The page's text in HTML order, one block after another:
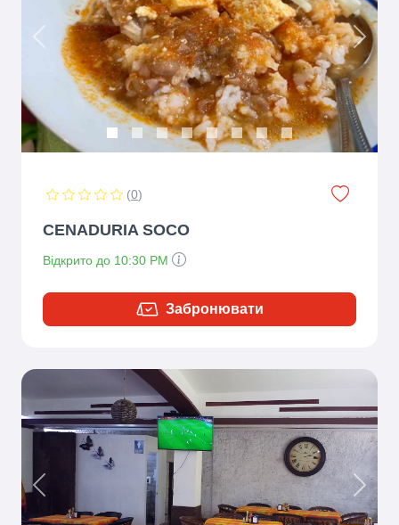
Previous Next
(0)
CENADURIA SOCO
Відкрито до 10:30 PM
Забронювати
Previous Next